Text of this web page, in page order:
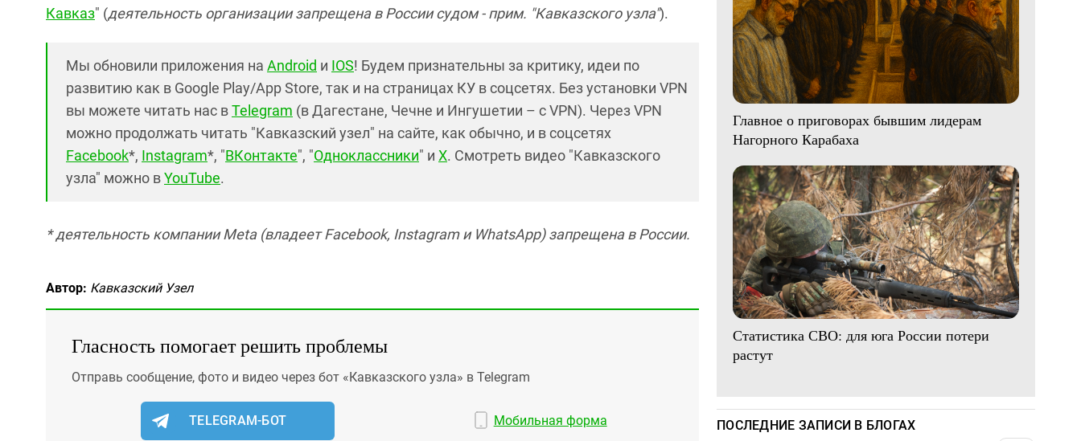
Кавказ" (деятельность организации запрещена в России судом - прим. "Кавказского узла").
Мы обновили приложения на Android и IOS! Будем признательны за критику, идеи по
развитию как в Google Play/App Store, так и на страницах КУ в соцсетях. Без установки VPN
вы можете читать нас вTelegram (в Дагестане, Чечне и Ингушетии – с VPN). Через VPN
можно продолжать читать "Кавказский узел" на сайте, как обычно, и в соцсетях
Facebook*, Instagram*, "ВКонтакте", "Одноклассники" и X. Смотреть видео "Кавказского
узла" можно вYouTube.
* деятельность компании Meta (владеет Facebook, Instagram и WhatsApp) запрещена в России.
Автор: Кавказский Узел
Гласность помогает решить проблемы
Отправь сообщение, фото и видео через бот «Кавказского узла» в Telegram
TELEGRAM-БОТ Мобильная форма
Главное о приговорах бывшим лидерам
Нагорного Карабаха
Статистика СВО: для юга России потери
растут
ПОСЛЕДНИЕ ЗАПИСИ В БЛОГАХ